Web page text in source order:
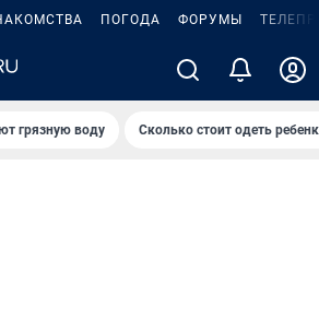
ПОГОДА ФОРУМЫ
грязную воду Сколько стоит одеть